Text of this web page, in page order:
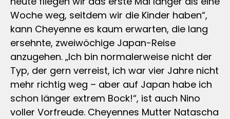
Woche weg, seitdem wir die Kinder haben“,
kann Cheyenne es kaum erwarten, die lang
ersehnte, zweiwöchige Japan-Reise
anzugehen. „Ich bin normalerweise nicht der
Typ, der gern verreist, ich war vier Jahre nicht
mehr richtig weg – aber auf Japan habe ich
schon länger extrem Bock!“, ist auch Nino
voller Vorfreude. Cheyennes Mutter Natascha